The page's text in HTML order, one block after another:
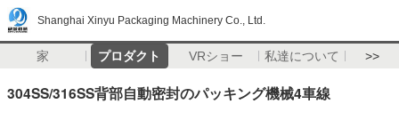
Shanghai Xinyu Packaging Machinery Co., Ltd.
家 プロダクト VRショー 私達について >>
304SS/316SS背部自動密封のパッキング機械4車線